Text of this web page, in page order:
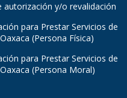
y/o revalidación
para Prestar Servicios de
(Persona Física)
para Prestar Servicios de
(Persona Moral)